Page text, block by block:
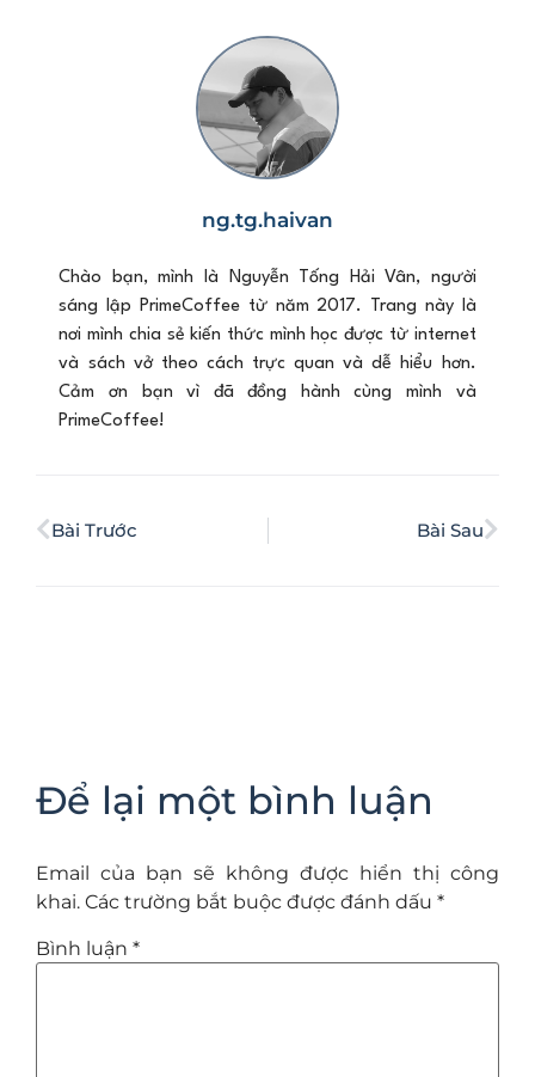
ng.tg.haivan
Chào bạn, mình là Nguyễn Tống Hải Vân, người
sáng lập PrimeCoffee từ năm 2017. Trang này là
nơi mình chia sẻ kiến thức mình học được từ internet
và sách vở theo cách trực quan và dễ hiểu hơn.
Cảm ơn bạn vì đã đồng hành cùng mình và
PrimeCoffee!
Bài Trước Bài Sau
Để lại một bình luận
Email của bạn sẽ không được hiển thị công
khai. Các trường bắt buộc được đánh dấu *
Bình luận *